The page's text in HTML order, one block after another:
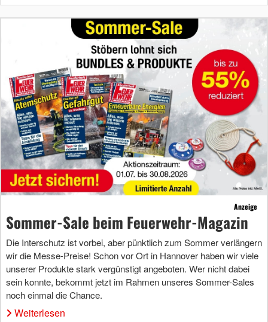
Anzeige
Sommer-Sale beim Feuerwehr-Magazin
Die Interschutz ist vorbei, aber pünktlich zum Sommer verlängern
wir die Messe-Preise! Schon vor Ort in Hannover haben wir viele
unserer Produkte stark vergünstigt angeboten. Wer nicht dabei
sein konnte, bekommt jetzt im Rahmen unseres Sommer-Sales
noch einmal die Chance.
Weiterlesen